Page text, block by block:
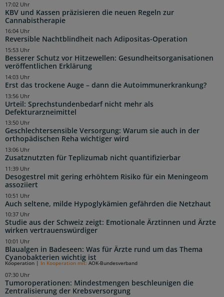
KBV und Kassen präzisieren die neuen Regeln zur
Cannabistherapie
17:02 Uhr
Reversible Nachtblindheit nach Adipositas-Operation
16:04 Uhr
Besserer Schutz vor Hitzewellen: Gesundheitsorganisationen
veröffentlichen Erklärung
15:53 Uhr
Erst das trockene Auge – dann die Autoimmunerkrankung?
14:03 Uhr
Urteil: Sprechstundenbedarf nicht mehr als
Defekturarzneimittel
13:56 Uhr
Geschlechtersensible Versorgung: Warum sie auch in der
orthopädischen Reha wichtiger wird
13:50 Uhr
Zusatznutzten für Teplizumab nicht quantifizierbar
13:06 Uhr
Desogestrel mit gering erhöhtem Risiko für ein Meningeom
assoziiert
11:39 Uhr
Auch seltene, milde Hypoglykämien gefährden die Netzhaut
10:51 Uhr
Studie aus der Schweiz zeigt: Emotionale Ärztinnen und Ärzte
wirken vertrauenswürdiger
10:37 Uhr
Blaualgen in Badeseen: Was für Ärzte rund um das Thema
Cyanobakterien wichtig ist
10:01 Uhr
Tumoroperationen: Mindestmengen beschleunigen die
Zentralisierung der Krebsversorgung
Kooperation | In Kooperation mit: AOK-Bundesverband
07:30 Uhr